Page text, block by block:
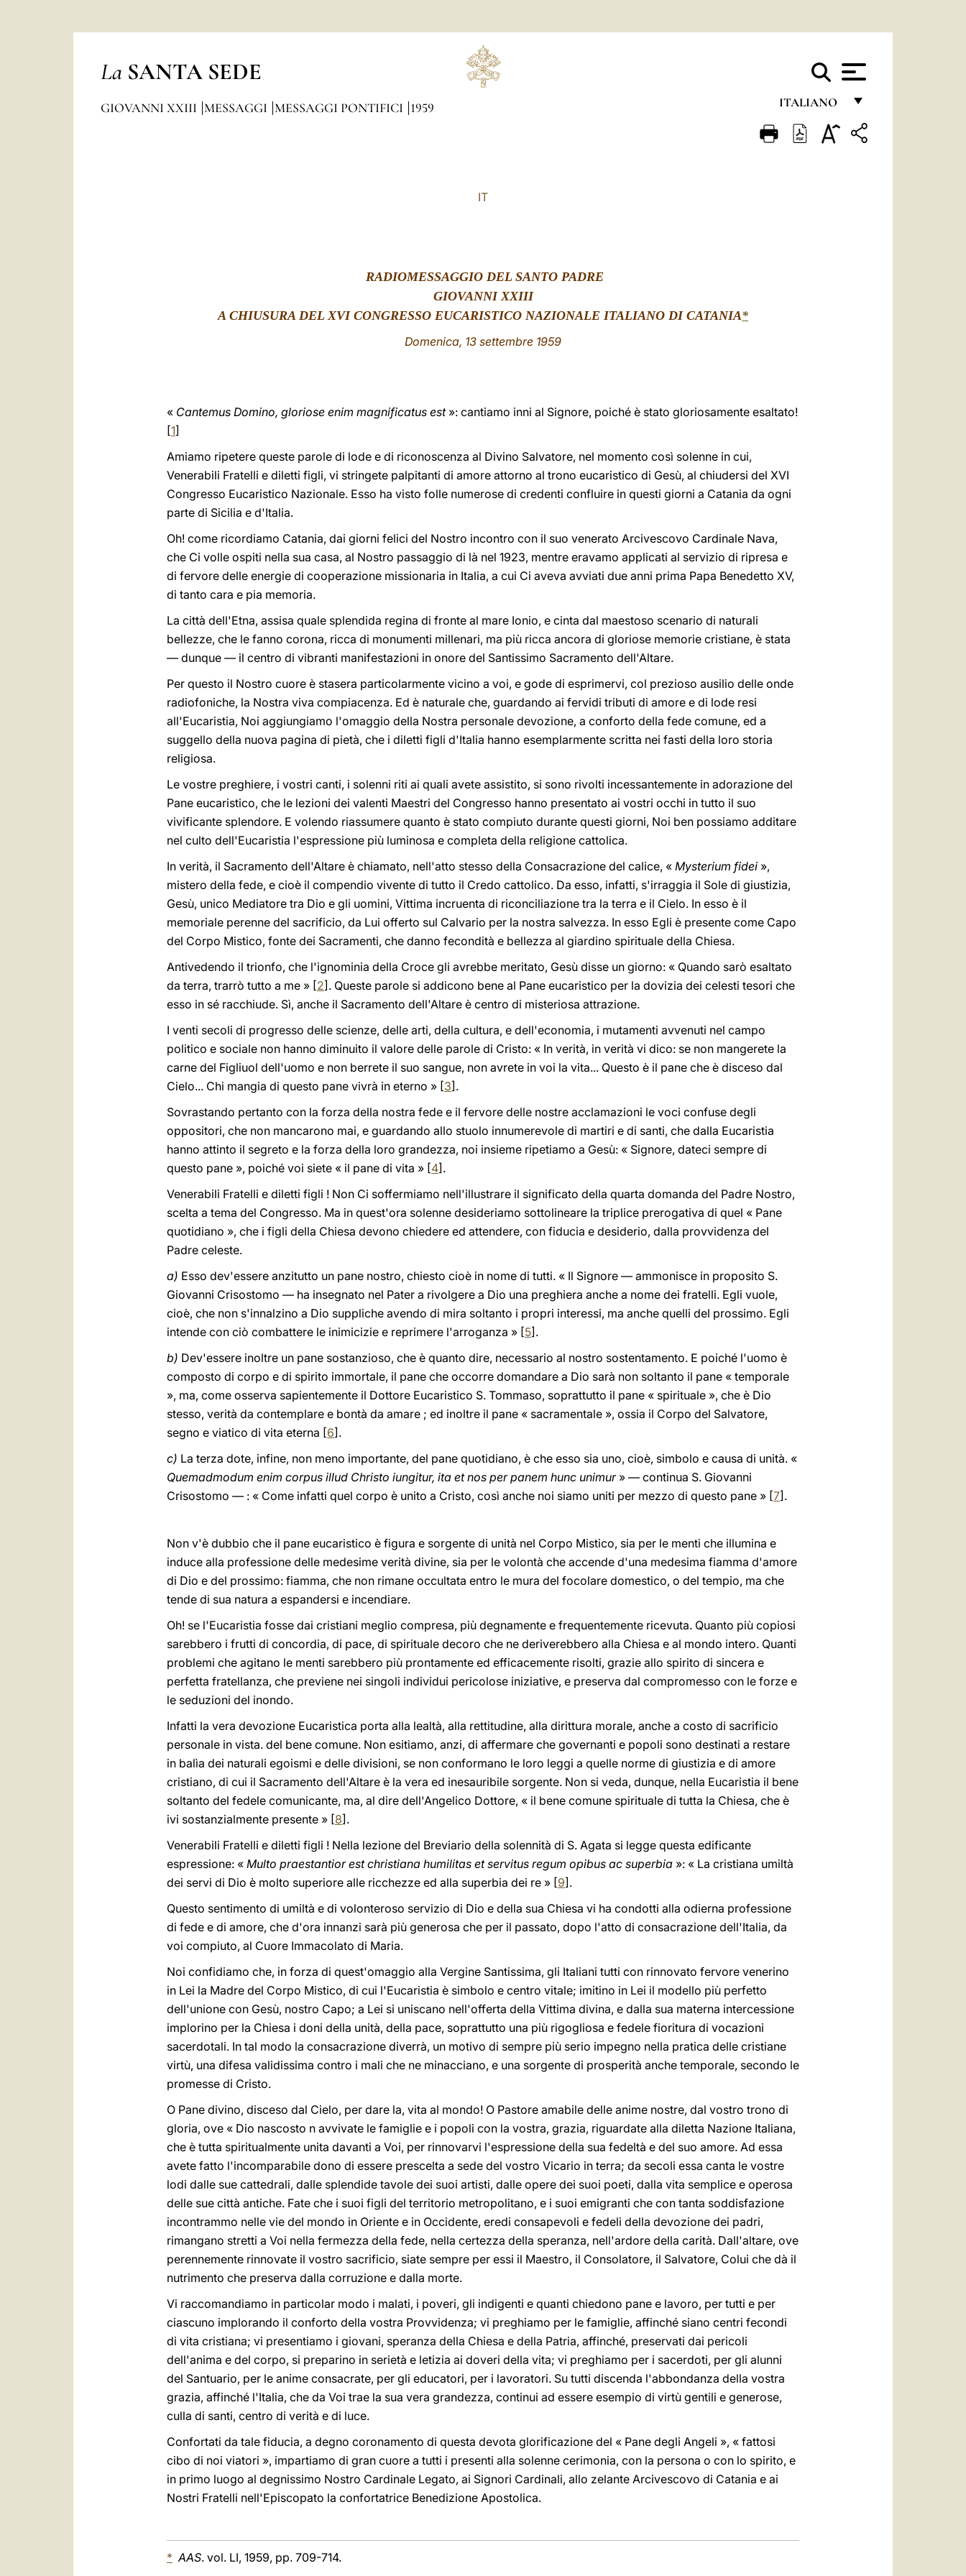
La SANTA SEDE
ITALIANO
FRANÇAIS
GIOVANNI XXIII MESSAGGI MESSAGGI PONTIFICI 1959
IT
RADIOMESSAGGIO DEL SANTO PADRE
GIOVANNI XXIII
A CHIUSURA DEL XVI CONGRESSO EUCARISTICO NAZIONALE ITALIANO DI CATANIA*
Domenica, 13 settembre 1959
« Cantemus Domino, gloriose enim magnificatus est»: cantiamo inni al Signore, poiché è stato gloriosamente esaltato!
[1]
Amiamo ripetere queste parole di lode e di riconoscenza al Divino Salvatore, nel momento così solenne in cui,
Venerabili Fratelli e diletti figli, vi stringete palpitanti di amore attorno al trono eucaristico di Gesù, al chiudersi del XVI
Congresso Eucaristico Nazionale. Esso ha visto folle numerose di credenti confluire in questi giorni a Catania da ogni
parte di Sicilia e d'Italia.
Oh! come ricordiamo Catania, dai giorni felici del Nostro incontro con il suo venerato Arcivescovo Cardinale Nava,
che Ci volle ospiti nella sua casa, al Nostro passaggio di là nel 1923, mentre eravamo applicati al servizio di ripresa e
di fervore delle energie di cooperazione missionaria in Italia, a cui Ci aveva avviati due anni prima Papa Benedetto XV,
di tanto cara e pia memoria.
La città dell'Etna, assisa quale splendida regina di fronte al mare Ionio, e cinta dal maestoso scenario di naturali
bellezze, che le fanno corona, ricca di monumenti millenari, ma più ricca ancora di gloriose memorie cristiane, è stata
— dunque — il centro di vibranti manifestazioni in onore del Santissimo Sacramento dell'Altare.
Per questo il Nostro cuore è stasera particolarmente vicino a voi, e gode di esprimervi, col prezioso ausilio delle onde
radiofoniche, la Nostra viva compiacenza. Ed è naturale che, guardando ai fervidi tributi di amore e di lode resi
all'Eucaristia, Noi aggiungiamo l'omaggio della Nostra personale devozione, a conforto della fede comune, ed a
suggello della nuova pagina di pietà, che i diletti figli d'Italia hanno esemplarmente scritta nei fasti della loro storia
religiosa.
Le vostre preghiere, i vostri canti, i solenni riti ai quali avete assistito, si sono rivolti incessantemente in adorazione del
Pane eucaristico, che le lezioni dei valenti Maestri del Congresso hanno presentato ai vostri occhi in tutto il suo
vivificante splendore. E volendo riassumere quanto è stato compiuto durante questi giorni, Noi ben possiamo additare
nel culto dell'Eucaristia l'espressione più luminosa e completa della religione cattolica.
In verità, il Sacramento dell'Altare è chiamato, nell'atto stesso della Consacrazione del calice, « Mysterium fidei »,
mistero della fede, e cioè il compendio vivente di tutto il Credo cattolico. Da esso, infatti, s'irraggia il Sole di giustizia,
Gesù, unico Mediatore tra Dio e gli uomini, Vittima incruenta di riconciliazione tra la terra e il Cielo. In esso è il
memoriale perenne del sacrificio, da Lui offerto sul Calvario per la nostra salvezza. In esso Egli è presente come Capo
del Corpo Mistico, fonte dei Sacramenti, che danno fecondità e bellezza al giardino spirituale della Chiesa.
Antivedendo il trionfo, che l'ignominia della Croce gli avrebbe meritato, Gesù disse un giorno: « Quando sarò esaltato
da terra, trarrò tutto a me » [2]. Queste parole si addicono bene al Pane eucaristico per la dovizia dei celesti tesori che
esso in sé racchiude. Sì, anche il Sacramento dell'Altare è centro di misteriosa attrazione.
I venti secoli di progresso delle scienze, delle arti, della cultura, e dell'economia, i mutamenti avvenuti nel campo
politico e sociale non hanno diminuito il valore delle parole di Cristo: « In verità, in verità vi dico: se non mangerete la
carne del Figliuol dell'uomo e non berrete il suo sangue, non avrete in voi la vita... Questo è il pane che è disceso dal
Cielo... Chi mangia di questo pane vivrà in eterno » [3].
Sovrastando pertanto con la forza della nostra fede e il fervore delle nostre acclamazioni le voci confuse degli
oppositori, che non mancarono mai, e guardando allo stuolo innumerevole di martiri e di santi, che dalla Eucaristia
hanno attinto il segreto e la forza della loro grandezza, noi insieme ripetiamo a Gesù: « Signore, dateci sempre di
questo pane », poiché voi siete « il pane di vita » [4].
Venerabili Fratelli e diletti figli ! Non Ci soffermiamo nell'illustrare il significato della quarta domanda del Padre Nostro,
scelta a tema del Congresso. Ma in quest'ora solenne desideriamo sottolineare la triplice prerogativa di quel « Pane
quotidiano », che i figli della Chiesa devono chiedere ed attendere, con fiducia e desiderio, dalla provvidenza del
Padre celeste.
a) Esso dev'essere anzitutto un pane nostro, chiesto cioè in nome di tutti. « Il Signore — ammonisce in proposito S.
Giovanni Crisostomo — ha insegnato nel Pater a rivolgere a Dio una preghiera anche a nome dei fratelli. Egli vuole,
cioè, che non s'innalzino a Dio suppliche avendo di mira soltanto i propri interessi, ma anche quelli del prossimo. Egli
intende con ciò combattere le inimicizie e reprimere l'arroganza » [5].
b) Dev'essere inoltre un pane sostanzioso, che è quanto dire, necessario al nostro sostentamento. E poiché l'uomo è
composto di corpo e di spirito immortale, il pane che occorre domandare a Dio sarà non soltanto il pane « temporale
», ma, come osserva sapientemente il Dottore Eucaristico S. Tommaso, soprattutto il pane « spirituale », che è Dio
stesso, verità da contemplare e bontà da amare ; ed inoltre il pane « sacramentale », ossia il Corpo del Salvatore,
segno e viatico di vita eterna [6].
c) La terza dote, infine, non meno importante, del pane quotidiano, è che esso sia uno, cioè, simbolo e causa di unità. «
Quemadmodum enim corpus illud Christo iungitur, ita et nos per panem hunc unimur» — continua S. Giovanni
Crisostomo — : « Come infatti quel corpo è unito a Cristo, così anche noi siamo uniti per mezzo di questo pane » [7].
Non v'è dubbio che il pane eucaristico è figura e sorgente di unità nel Corpo Mistico, sia per le menti che illumina e
induce alla professione delle medesime verità divine, sia per le volontà che accende d'una medesima fiamma d'amore
di Dio e del prossimo: fiamma, che non rimane occultata entro le mura del focolare domestico, o del tempio, ma che
tende di sua natura a espandersi e incendiare.
Oh! se l'Eucaristia fosse dai cristiani meglio compresa, più degnamente e frequentemente ricevuta. Quanto più copiosi
sarebbero i frutti di concordia, di pace, di spirituale decoro che ne deriverebbero alla Chiesa e al mondo intero. Quanti
problemi che agitano le menti sarebbero più prontamente ed efficacemente risolti, grazie allo spirito di sincera e
perfetta fratellanza, che previene nei singoli individui pericolose iniziative, e preserva dal compromesso con le forze e
le seduzioni del inondo.
Infatti la vera devozione Eucaristica porta alla lealtà, alla rettitudine, alla dirittura morale, anche a costo di sacrificio
personale in vista. del bene comune. Non esitiamo, anzi, di affermare che governanti e popoli sono destinati a restare
in balìa dei naturali egoismi e delle divisioni, se non conformano le loro leggi a quelle norme di giustizia e di amore
cristiano, di cui il Sacramento dell'Altare è la vera ed inesauribile sorgente. Non si veda, dunque, nella Eucaristia il bene
soltanto del fedele comunicante, ma, al dire dell'Angelico Dottore, « il bene comune spirituale di tutta la Chiesa, che è
ivi sostanzialmente presente » [8].
Venerabili Fratelli e diletti figli ! Nella lezione del Breviario della solennità di S. Agata si legge questa edificante
espressione: « Multo praestantior est christiana humilitas et servitus regum opibus ac superbia »: « La cristiana umiltà
dei servi di Dio è molto superiore alle ricchezze ed alla superbia dei re » [9].
Questo sentimento di umiltà e di volonteroso servizio di Dio e della sua Chiesa vi ha condotti alla odierna professione
di fede e di amore, che d'ora innanzi sarà più generosa che per il passato, dopo l'atto di consacrazione dell'Italia, da
voi compiuto, al Cuore Immacolato di Maria.
Noi confidiamo che, in forza di quest'omaggio alla Vergine Santissima, gli Italiani tutti con rinnovato fervore venerino
in Lei la Madre del Corpo Mistico, di cui l'Eucaristia è simbolo e centro vitale; imitino in Lei il modello più perfetto
dell'unione con Gesù, nostro Capo; a Lei si uniscano nell'offerta della Vittima divina, e dalla sua materna intercessione
implorino per la Chiesa i doni della unità, della pace, soprattutto una più rigogliosa e fedele fioritura di vocazioni
sacerdotali. In tal modo la consacrazione diverrà, un motivo di sempre più serio impegno nella pratica delle cristiane
virtù, una difesa validissima contro i mali che ne minacciano, e una sorgente di prosperità anche temporale, secondo le
promesse di Cristo.
O Pane divino, disceso dal Cielo, per dare la, vita al mondo! O Pastore amabile delle anime nostre, dal vostro trono di
gloria, ove « Dio nascosto n avvivate le famiglie e i popoli con la vostra, grazia, riguardate alla diletta Nazione Italiana,
che è tutta spiritualmente unita davanti a Voi, per rinnovarvi l'espressione della sua fedeltà e del suo amore. Ad essa
avete fatto l'incomparabile dono di essere prescelta a sede del vostro Vicario in terra; da secoli essa canta le vostre
lodi dalle sue cattedrali, dalle splendide tavole dei suoi artisti, dalle opere dei suoi poeti, dalla vita semplice e operosa
delle sue città antiche. Fate che i suoi figli del territorio metropolitano, e i suoi emigranti che con tanta soddisfazione
incontrammo nelle vie del mondo in Oriente e in Occidente, eredi consapevoli e fedeli della devozione dei padri,
rimangano stretti a Voi nella fermezza della fede, nella certezza della speranza, nell'ardore della carità. Dall'altare, ove
perennemente rinnovate il vostro sacrificio, siate sempre per essi il Maestro, il Consolatore, il Salvatore, Colui che dà il
nutrimento che preserva dalla corruzione e dalla morte.
Vi raccomandiamo in particolar modo i malati, i poveri, gli indigenti e quanti chiedono pane e lavoro, per tutti e per
ciascuno implorando il conforto della vostra Provvidenza; vi preghiamo per le famiglie, affinché siano centri fecondi
di vita cristiana; vi presentiamo i giovani, speranza della Chiesa e della Patria, affinché, preservati dai pericoli
dell'anima e del corpo, si preparino in serietà e letizia ai doveri della vita; vi preghiamo per i sacerdoti, per gli alunni
del Santuario, per le anime consacrate, per gli educatori, per i lavoratori. Su tutti discenda l'abbondanza della vostra
grazia, affinché l'Italia, che da Voi trae la sua vera grandezza, continui ad essere esempio di virtù gentili e generose,
culla di santi, centro di verità e di luce.
Confortati da tale fiducia, a degno coronamento di questa devota glorificazione del « Pane degli Angeli », « fattosi
cibo di noi viatori », impartiamo di gran cuore a tutti i presenti alla solenne cerimonia, con la persona o con lo spirito, e
in primo luogo al degnissimo Nostro Cardinale Legato, ai Signori Cardinali, allo zelante Arcivescovo di Catania e ai
Nostri Fratelli nell'Episcopato la confortatrice Benedizione Apostolica.
* AAS. vol. LI, 1959, pp. 709-714.